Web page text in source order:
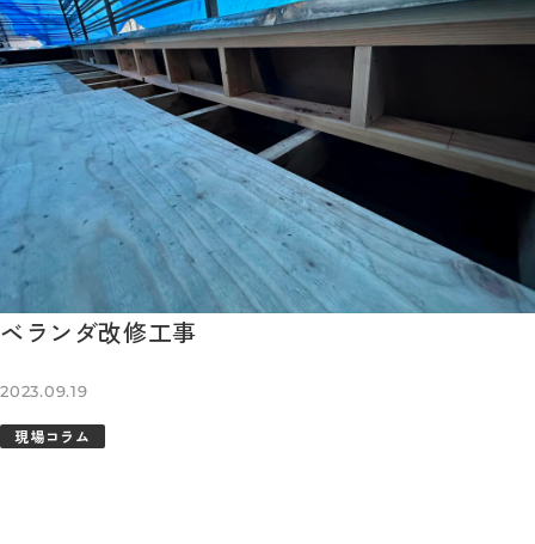
ベランダ改修工事
2023.09.19
現場コラム